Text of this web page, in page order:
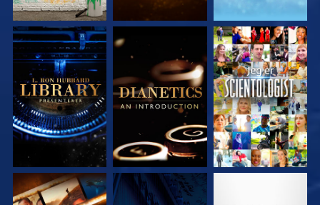
UTFORSK SERIEN UTFORSK SERIEN SE